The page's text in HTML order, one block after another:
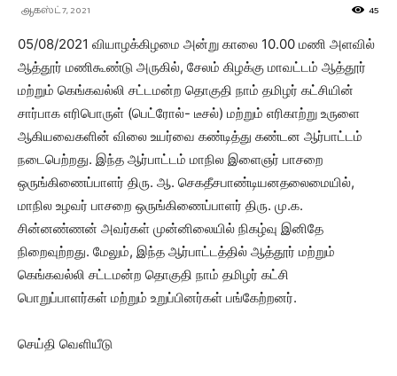
ஆகஸ்ட் 7, 2021 45
05/08/2021 வியாழக்கிழமை அன்று காலை 10.00 மணி அளவில்
ஆத்தூர் மணிகூண்டு அருகில், சேலம் கிழக்கு மாவட்டம் ஆத்தூர்
மற்றும் கெங்கவல்லி சட்டமன்ற தொகுதி நாம் தமிழர் கட்சியின்
சார்பாக எரிபொருள் (பெட்ரோல்- டீசல்) மற்றும் எரிகாற்று உருளை
ஆகியவைகளின் விலை உயர்வை கண்டித்து கண்டன ஆர்பாட்டம்
நடைபெற்றது. இந்த ஆர்பாட்டம் மாநில இளைஞர் பாசறை
ஒருங்கிணைப்பாளர் திரு. ஆ. செகதீசபாண்டியனதலைமையில்,
மாநில உழவர் பாசறை ஒருங்கிணைப்பாளர் திரு. மு.க.
சின்னண்ணன் அவர்கள் முன்னிலையில் நிகழ்வு இனிதே
நிறைவுற்றது. மேலும், இந்த ஆர்பாட்டத்தில் ஆத்தூர் மற்றும்
கெங்கவல்லி சட்டமன்ற தொகுதி நாம் தமிழர் கட்சி
பொறுப்பாளர்கள் மற்றும் உறுப்பினர்கள் பங்கேற்றனர்.
செய்தி வெளியீடு